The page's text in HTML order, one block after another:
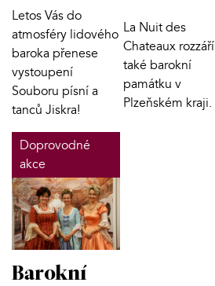
Letos Vás do
atmosféry lidového
baroka přenese
vystoupení
Souboru písní a
tanců Jiskra!
La Nuit des
Chateaux rozzáří
také barokní
památku v
Plzeňském kraji.
Doprovodné
akce
Barokní